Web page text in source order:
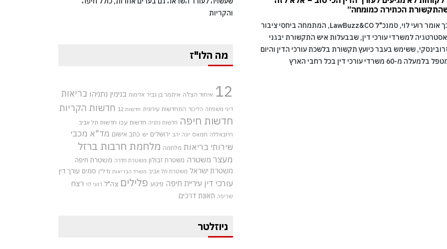
הכתירה כמומחה”
כך אומר רועי לוי, סמנכ"ל LawBuzz&CO, המתמחה ביחסי ציבור
למשרדי עורכי דין, שבבעלות איש התקשורת יבגני
ששימש בעבר כיועץ תקשורת בלשכת עורכי הדין והיום
בלמעלה מ-60 משרדי עורכי דין בכל רחבי הארץ
והקריות
מה הלו"ז
12 איחוד הצלה איתמר בן גביר אלימות בנימין נתניהו בריאות
דיני משפחה הליכוד התחדשות עירונית חדשות 12 חדשות הקריות
חדשות חיפה חדשות נתניה חדשות עכו חדשות תל אביב
חיזבאללה חמאס יונה יהב ירושלים יש כתב אישום מד"א מכבי
שירותי בריאות מלחמה מלחמת חרבות ברזל
מעצר משטרה משטרת זבולון משטרת חדרה משטרת חיפה
משטרת ישראל משטרת תל אביב משרד הבריאות נדל"ן סמים עורך דין
עורכי דין עיריית חיפה פיגוע פלילים צה"ל רועי לוי רצח
שריפה תאונת דרכים
ניוזלטר